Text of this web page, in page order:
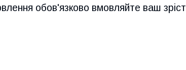
обов'язково вмовляйте ваш зріст